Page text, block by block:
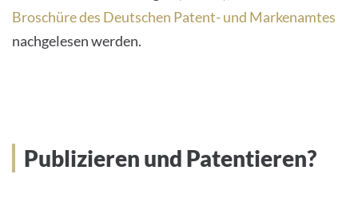
Broschüre des Deutschen Patent- und Markenamtes
nachgelesen werden.
Publizieren und Patentieren?